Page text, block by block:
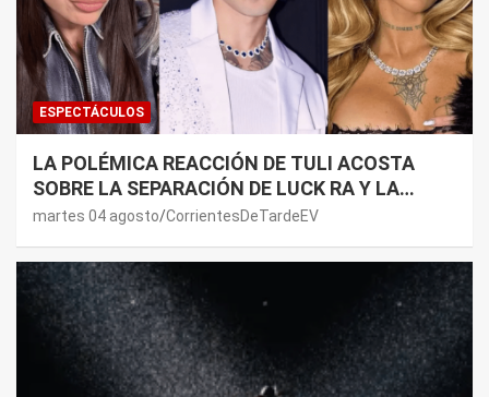
ESPECTÁCULOS
LA POLÉMICA REACCIÓN DE TULI ACOSTA
SOBRE LA SEPARACIÓN DE LUCK RA Y LA
JOAQUI: “¿MI VERDAD?”
martes 04 agosto CorrientesDeTardeEV